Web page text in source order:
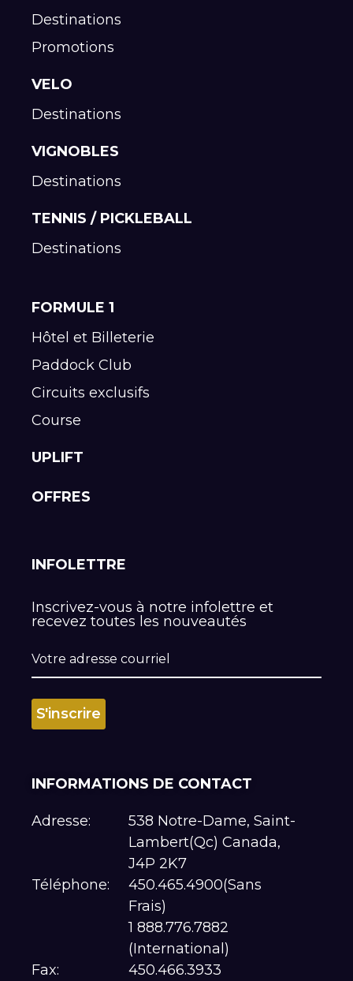
Destinations
Promotions
VELO
Destinations
VIGNOBLES
Destinations
TENNIS / PICKLEBALL
Destinations
FORMULE 1
Hôtel et Billeterie
Paddock Club
Circuits exclusifs
Course
UPLIFT
OFFRES
INFOLETTRE
Inscrivez-vous à notre infolettre et
recevez toutes les nouveautés
INFORMATIONS DE CONTACT
Adresse:
538 Notre-Dame, Saint-
Lambert(Qc) Canada,
J4P 2K7
Téléphone:
450.465.4900(Sans
Frais)
1 888.776.7882
(International)
Fax:
450.466.3933